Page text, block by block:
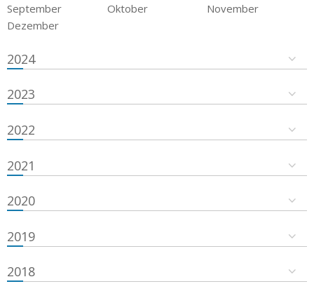
September
Oktober
November
Dezember
2024
2023
2022
2021
2020
2019
2018